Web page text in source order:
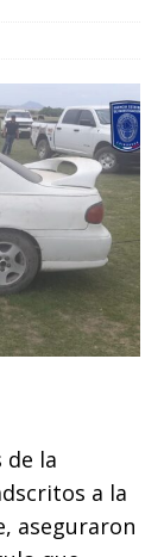
de la
a la
aseguraron